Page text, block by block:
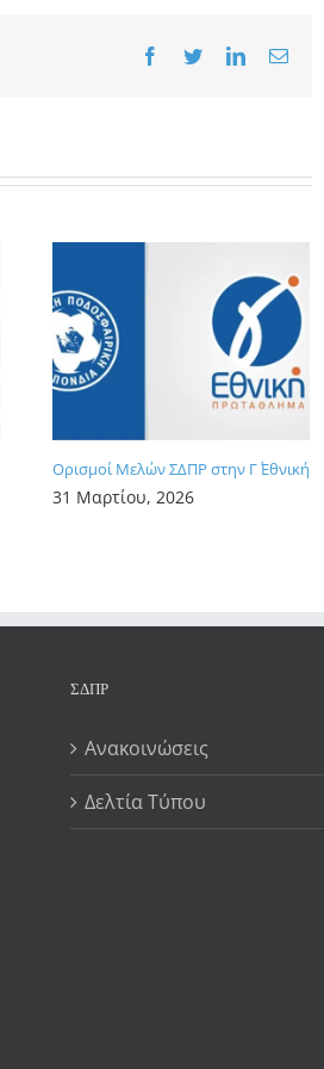
Facebook
TwitterLinkedIn
Ορισμοί Μελών ΣΔΠΡ στην Γ΄ Εθνική
31 Μαρτίου, 2026
ΣΔΠΡ
Ανακοινώσεις
Δελτία Τύπου